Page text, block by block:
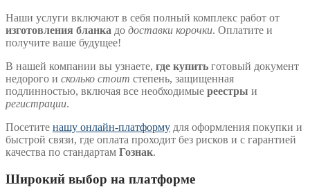
Наши услуги включают в себя полный комплекс работ от
изготовления бланка до доставки корочки. Оплатите и
получите ваше будущее!
В нашей компании вы узнаете, где купить готовый документ
недорого и сколько стоит степень, защищенная
подлинностью, включая все необходимые реестры и
регистрации.
Посетите нашу онлайн-платформу для оформления покупки и
быстрой связи, где оплата проходит без рисков и с гарантией
качества по стандартам Гознак.
Широкий выбор на платформе